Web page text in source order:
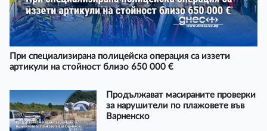
При специализирана полицейска операция са иззети
артикули на стойност близо 650 000 €
Продължават масираните проверки
за нарушители по плажовете във
Варненско